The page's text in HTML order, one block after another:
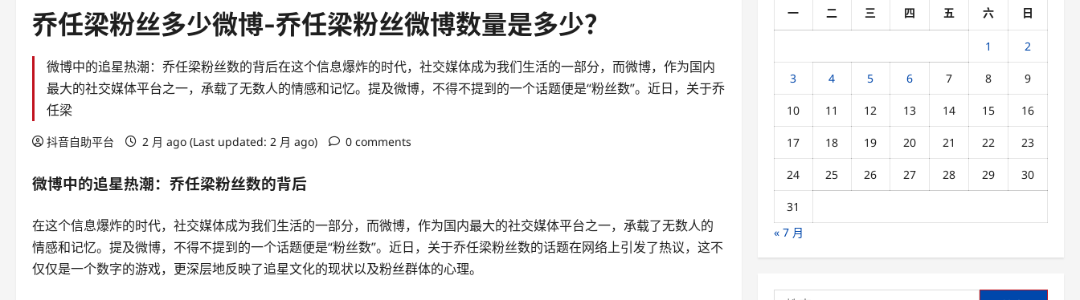
乔任梁粉丝多少微博-乔任梁粉丝微博数量是多少？
微博中的追星热潮：乔任梁粉丝数的背后在这个信息爆炸的时代，社交媒体成为我们生活的一部分，而微博，作为国内
最大的社交媒体平台之一，承载了无数人的情感和记忆。提及微博，不得不提到的一个话题便是“粉丝数”。近日，关于乔
任梁
抖音自助平台 2 月 ago (Last updated: 2 月 ago) 0 comments
微博中的追星热潮：乔任梁粉丝数的背后
在这个信息爆炸的时代，社交媒体成为我们生活的一部分，而微博，作为国内最大的社交媒体平台之一，承载了无数人的
情感和记忆。提及微博，不得不提到的一个话题便是“粉丝数”。近日，关于乔任梁粉丝数的话题在网络上引发了热议，这不
仅仅是一个数字的游戏，更深层地反映了追星文化的现状以及粉丝群体的心理。
一
二 三 四 五 六 日
1 2
3 4 5 6 7 8 9
10 11 12 13 14 15 16
17 18 19 20 21 22 23
24 25 26 27 28 29 30
31
« 7 月